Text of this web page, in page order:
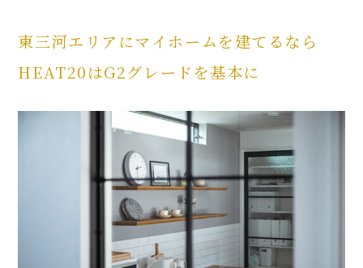
東三河エリアにマイホームを建てるなら
HEAT20はG2グレードを基本に